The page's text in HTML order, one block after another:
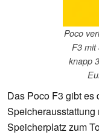
Poco
F3 mit
knapp
Das Poco F3 gibt es
Speicherausstattung
Speicherplatz zum